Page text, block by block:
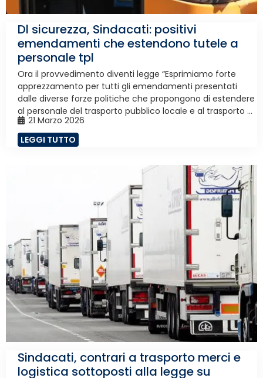
Dl sicurezza, Sindacati: positivi
emendamenti che estendono tutele a
personale tpl
Ora il provvedimento diventi legge “Esprimiamo forte
apprezzamento per tutti gli emendamenti presentati
dalle diverse forze politiche che propongono di estendere
al personale del trasporto pubblico locale e al trasporto ...
21 Marzo 2026
LEGGI TUTTO
Sindacati, contrari a trasporto merci e
logistica sottoposti alla legge su